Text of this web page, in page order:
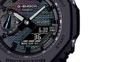
G-shock
GA-2100RW-1A
i